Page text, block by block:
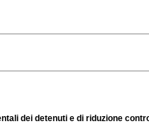
dei detenuti e di riduzione